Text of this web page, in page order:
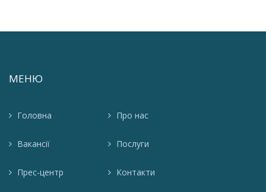
МЕНЮ
Головна Про нас
Вакансії Послуги
Прес-центр Контакти